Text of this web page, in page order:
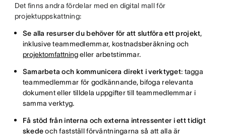
Det finns andra fördelar med en digital mall för
projektuppskattning:
Se alla resurser du behöver för att slutföra ett projekt,
inklusive teammedlemmar, kostnadsberäkning och
projektomfattningeller arbetstimmar.
Samarbeta och kommunicera direkt i verktyget: tagga
teammedlemmar för godkännande, bifoga relevanta
dokument eller tilldela uppgifter till teammedlemmar i
samma verktyg.
Få stöd från interna och externa intressenter i ett tidigt
skedeoch fastställ förväntningarna så att alla är